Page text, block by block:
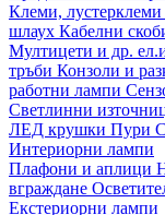
Клеми, лустерклеми
шлаух Кабелни
Мултицети и др.
тръби Конзоли и
работни лампи
Светлинни
ЛЕД крушки Пури
Интериорни лампи
Плафони и аплици
вграждане
Екстериорни лампи